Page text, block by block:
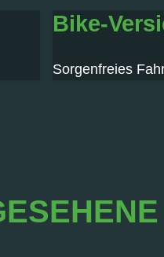
Bike-
Sorgenfreies